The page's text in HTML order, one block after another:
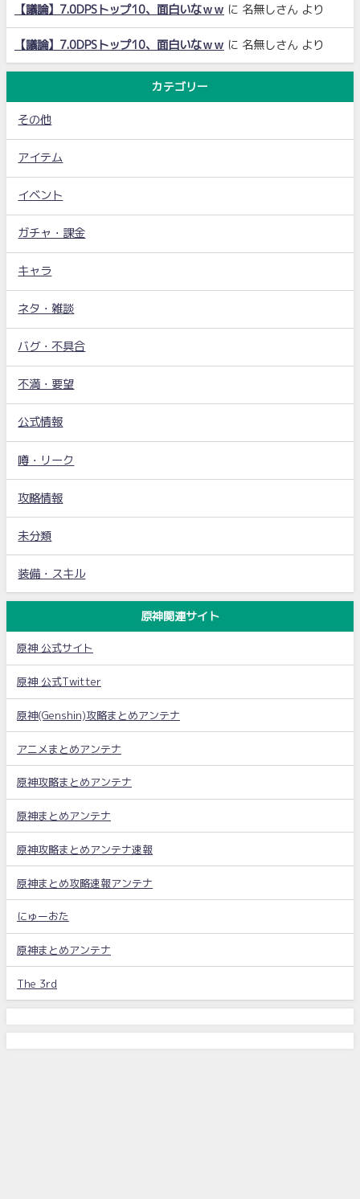
【議論】7.0DPSトップ10、面白いなｗｗ に 名無しさん より
【議論】7.0DPSトップ10、面白いなｗｗ に 名無しさん より
カテゴリー
その他
アイテム
イベント
ガチャ・課金
キャラ
ネタ・雑談
バグ・不具合
不満・要望
公式情報
噂・リーク
攻略情報
未分類
装備・スキル
原神関連サイト
原神 公式サイト
原神 公式Twitter
原神(Genshin)攻略まとめアンテナ
アニメまとめアンテナ
原神攻略まとめアンテナ
原神まとめアンテナ
原神攻略まとめアンテナ速報
原神まとめ攻略速報アンテナ
にゅーおた
原神まとめアンテナ
The 3rd